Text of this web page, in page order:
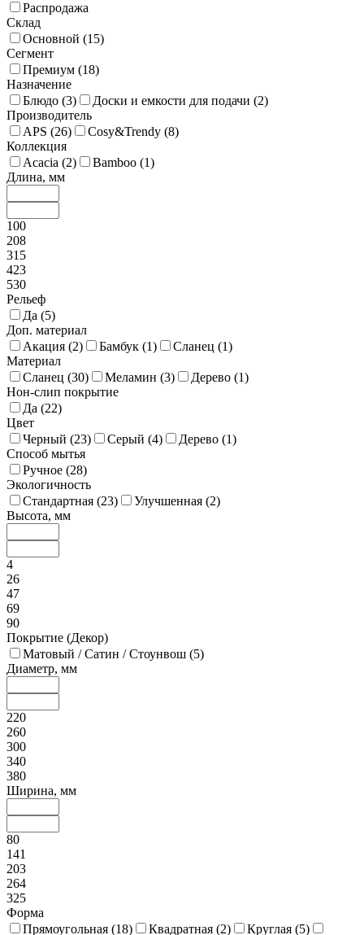
Распродажа
Склад
Основной (15)
Сегмент
Премиум (18)
Назначение
Блюдо (3) Доски и емкости для подачи (2)
Производитель
APS (26) Cosy&Trendy (8)
Коллекция
Acacia (2) Bamboo (1)
Длина, мм
100
208
315
423
530
Рельеф
Да (5)
Доп. материал
Акация (2) Бамбук (1) Сланец (1)
Материал
Сланец (30) Меламин (3) Дерево (1)
Нон-слип покрытие
Да (22)
Цвет
Черный (23) Серый (4) Дерево (1)
Способ мытья
Ручное (28)
Экологичность
Стандартная (23) Улучшенная (2)
Высота, мм
4
26
47
69
90
Покрытие (Декор)
Матовый / Сатин / Стоунвош (5)
Диаметр, мм
220
260
300
340
380
Ширина, мм
80
141
203
264
325
Форма
Прямоугольная (18) Квадратная (2) Круглая (5)